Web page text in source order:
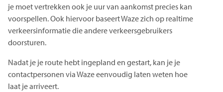
je moet vertrekken ook je uur van aankomst precies kan
voorspellen. Ook hiervoor baseert Waze zich op realtime
verkeersinformatie die andere verkeersgebruikers
doorsturen.
Nadat je je route hebt ingepland en gestart, kan je je
contactpersonen via Waze eenvoudig laten weten hoe
laat je arriveert.